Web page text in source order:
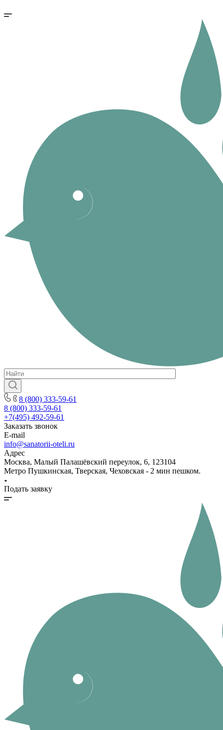
8 (800) 333-59-61
8 (800) 333-59-61
+7(495) 492-59-61
Заказать звонок
E-mail
info@sanatorii-oteli.ru
Адрес
Москва, Малый Палашёвский переулок, 6, 123104
Метро Пушкинская, Тверская, Чеховская - 2 мин пешком.
Подать заявку